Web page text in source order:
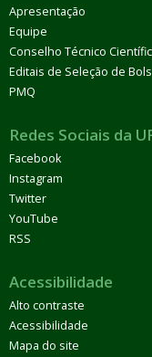
Apresentação
Equipe
Conselho Técnico
Editais de Seleção de
PMQ
Redes Sociais da
Facebook
Instagram
Twitter
YouTube
RSS
Acessibilidade
Alto contraste
Acessibilidade
Mapa do site